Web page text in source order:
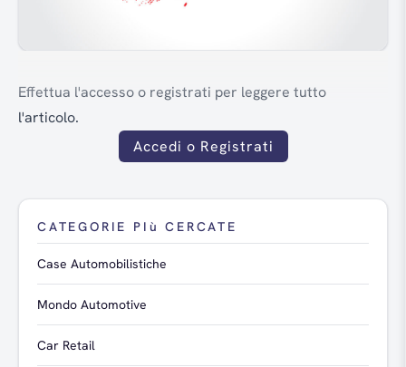
Effettua l'accesso o registrati per leggere tutto
l'articolo.
Accedi o Registrati
CATEGORIE PIù CERCATE
Case Automobilistiche
Mondo Automotive
Car Retail